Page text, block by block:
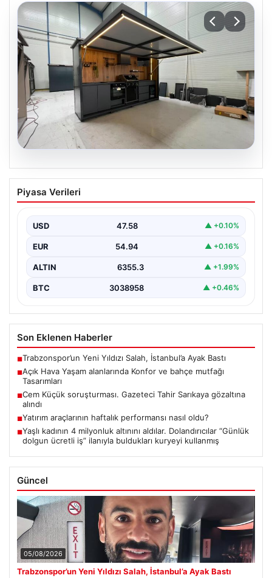
04.08.2026
Cem Küçük soruşturması. Gazeteci
Tahir Sarıkaya gözaltına alındı
{“title”: “Cem Küçük Soruşturmasıyla İlgili Gözaltılar
Piyasa Verileri
EUR
Son Eklenen Haberler
■ Trabzonspor’un Yeni Yıldızı Salah, İstanbul’a Ayak Bastı
■Açık Hava Yaşam alanlarında Konfor ve bahçe mutfağı
Tasarımları
Cem Küçük soruşturması. Gazeteci Tahir Sarıkaya gözaltına
alındı
Yatırım araçlarının haftalık performansı nasıl oldu?
■Yaşlı kadının 4 milyonluk altınını aldılar. Dolandırıcılar “Günlük
dolgun ücretli iş” ilanıyla buldukları kuryeyi kullanmış
Güncel
05/08/2026
Trabzonspor’un Yeni Yıldızı Salah, İstanbul’a Ayak Bastı